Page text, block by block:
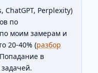
ChatGPT, Perplexity)
по
моим замерам и
20-40% (разбор
в